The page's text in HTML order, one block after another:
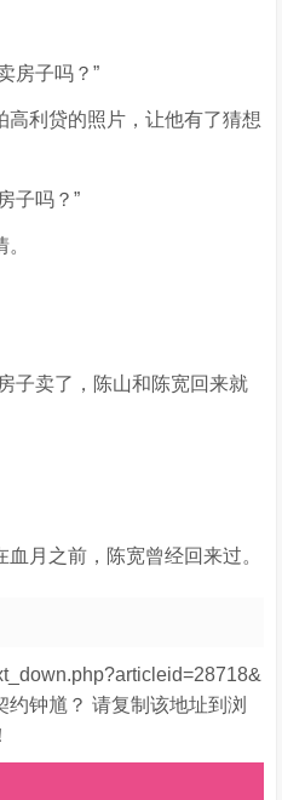
房子吗？”
高利贷的照片，让他有了猜想
子吗？”
子卖了，陈山和陈宽回来就
月之前，陈宽曾经回来过。
钟馗？ 请复制该地址到浏